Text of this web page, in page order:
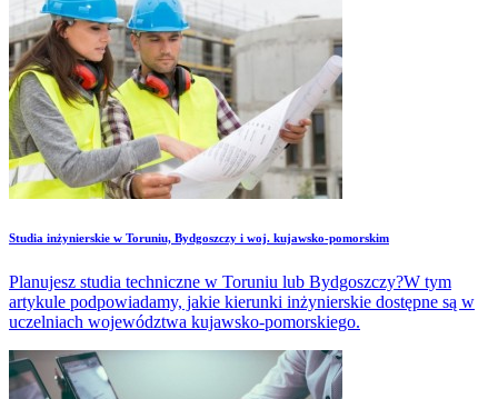
Studia inżynierskie w Toruniu, Bydgoszczy i woj. kujawsko-pomorskim
Planujesz studia techniczne w Toruniu lub Bydgoszczy?W tym
artykule podpowiadamy, jakie kierunki inżynierskie dostępne są w
uczelniach województwa kujawsko-pomorskiego.